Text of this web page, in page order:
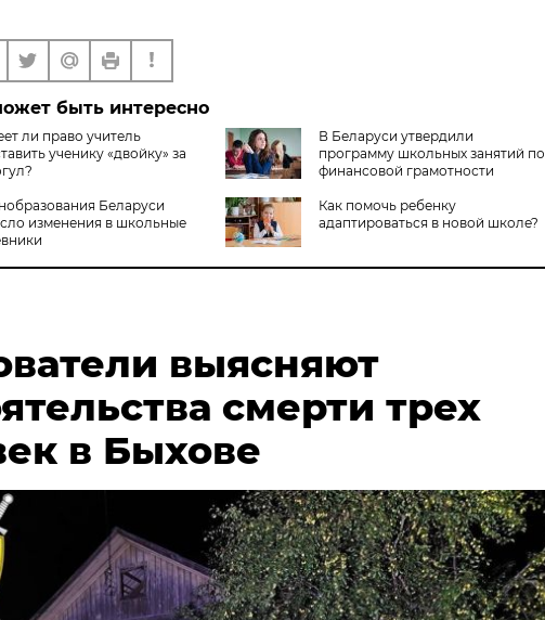
быть интересно
ли право учитель
ученику «двойку» за
В Беларуси утвердили
программу школьных занятий по
финансовой грамотности
Беларуси
изменения в школьные
Как помочь ребенку
адаптироваться в новой школе?
выясняют
смерти трех
в Быхове